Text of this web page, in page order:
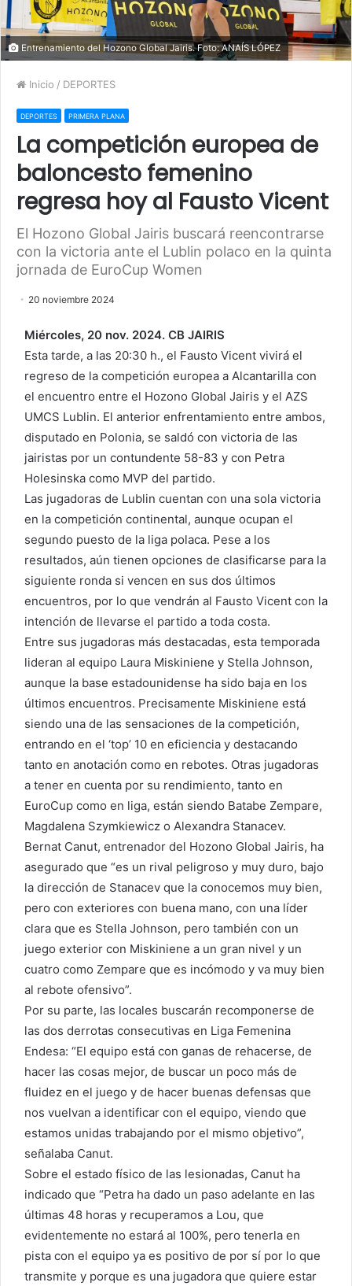
Entrenamiento del Hozono Global Jairis. Foto: ANAÍS LÓPEZ
Inicio / DEPORTES
DEPORTES PRIMERA PLANA
La competición europea de
baloncesto femenino
regresa hoy al Fausto Vicent
El Hozono Global Jairis buscará reencontrarse
con la victoria ante el Lublin polaco en la quinta
jornada de EuroCup Women
20 noviembre 2024
Miércoles, 20 nov. 2024. CB JAIRIS
Esta tarde, a las 20:30 h., el Fausto Vicent vivirá el
regreso de la competición europea a Alcantarilla con
el encuentro entre el Hozono Global Jairis y el AZS
UMCS Lublin. El anterior enfrentamiento entre ambos,
disputado en Polonia, se saldó con victoria de las
jairistas por un contundente 58-83 y con Petra
Holesinska como MVP del partido.
Las jugadoras de Lublin cuentan con una sola victoria
en la competición continental, aunque ocupan el
segundo puesto de la liga polaca. Pese a los
resultados, aún tienen opciones de clasificarse para la
siguiente ronda si vencen en sus dos últimos
encuentros, por lo que vendrán al Fausto Vicent con la
intención de llevarse el partido a toda costa.
Entre sus jugadoras más destacadas, esta temporada
lideran al equipo Laura Miskiniene y Stella Johnson,
aunque la base estadounidense ha sido baja en los
últimos encuentros. Precisamente Miskiniene está
siendo una de las sensaciones de la competición,
entrando en el ‘top’ 10 en eficiencia y destacando
tanto en anotación como en rebotes. Otras jugadoras
a tener en cuenta por su rendimiento, tanto en
EuroCup como en liga, están siendo Batabe Zempare,
Magdalena Szymkiewicz o Alexandra Stanacev.
Bernat Canut, entrenador del Hozono Global Jairis, ha
asegurado que “es un rival peligroso y muy duro, bajo
la dirección de Stanacev que la conocemos muy bien,
pero con exteriores con buena mano, con una líder
clara que es Stella Johnson, pero también con un
juego exterior con Miskiniene a un gran nivel y un
cuatro como Zempare que es incómodo y va muy bien
al rebote ofensivo”.
Por su parte, las locales buscarán recomponerse de
las dos derrotas consecutivas en Liga Femenina
Endesa: “El equipo está con ganas de rehacerse, de
hacer las cosas mejor, de buscar un poco más de
fluidez en el juego y de hacer buenas defensas que
nos vuelvan a identificar con el equipo, viendo que
estamos unidas trabajando por el mismo objetivo”,
señalaba Canut.
Sobre el estado físico de las lesionadas, Canut ha
indicado que “Petra ha dado un paso adelante en las
últimas 48 horas y recuperamos a Lou, que
evidentemente no estará al 100%, pero tenerla en
pista con el equipo ya es positivo de por sí por lo que
transmite y porque es una jugadora que quiere estar